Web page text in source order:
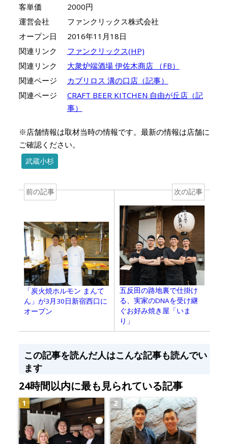
客単価
2000円
運営会社
ファンクリックス株式会社
オープン日
2016年11月18日
関連リンク
ファンクリックス(HP)
関連リンク
大衆炉端酒場 伊佐木商店 （FB）
関連ページ
カブリロス 溝の口店（記事）
関連ページ
CRAFT BEER KITCHEN 自由が丘店（記
事）
※店舗情報は取材当時の情報です。最新の情報は店舗に
ご確認ください。
武蔵小杉
前の記事
「炭火焼ホルモン まんて
ん」が3月30日新宿西口に
オープン
次の記事
五反田の路地裏で仕掛け
る、実家のDNAを受け継
ぐお好み焼き屋「いま
り」
この記事を読んだ人はこんな記事も読んでい
ます
24時間以内に最も見られている記事